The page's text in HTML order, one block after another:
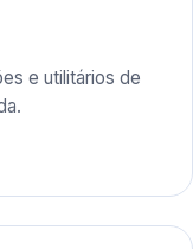
e utilitários de